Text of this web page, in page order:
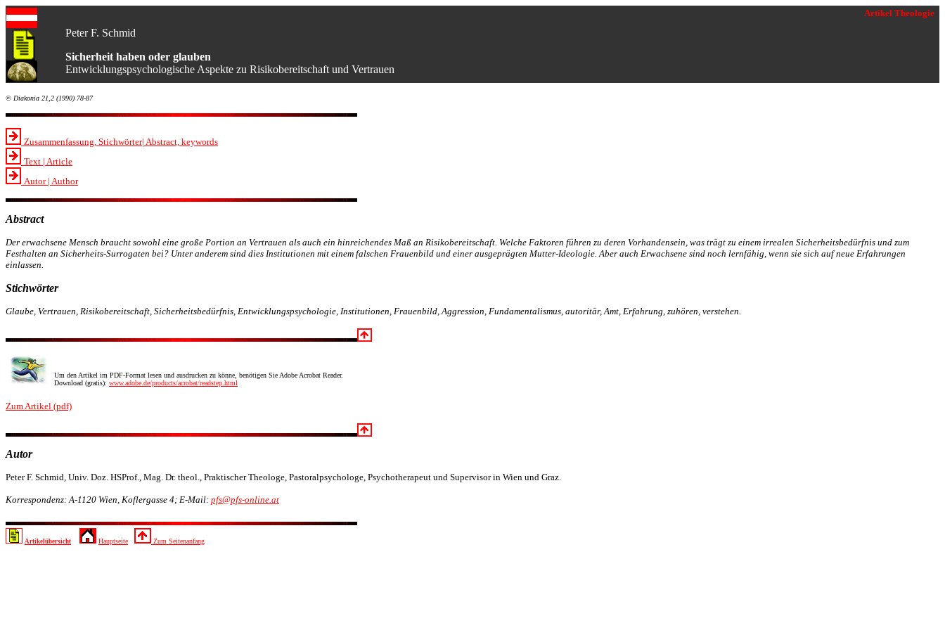
Artikel Theologie
Peter F. Schmid
Sicherheit haben oder glauben
Entwicklungspsychologische Aspekte zu Risikobereitschaft und Vertrauen
© Diakonia 21,2 (1990) 78-87
Zusammenfassung, Stichwörter| Abstract, keywords
Text | Article
Autor | Author
Abstract
Der erwachsene Mensch braucht sowohl eine große Portion an Vertrauen als auch ein hinreichendes Maß an Risikobereitschaft. Welche Faktoren führen zu deren Vorhandensein, was trägt zu einem irrealen Sicherheitsbedürfnis und zum
Festhalten an Sicherheits-Surrogaten bei? Unter anderem sind dies Institutionen mit einem falschen Frauenbild und einer ausgeprägten Mutter-Ideologie. Aber auch Erwachsene sind noch lernfähig, wenn sie sich auf neue Erfahrungen
einlassen.
Stichwörter
Glaube, Vertrauen, Risikobereitschaft, Sicherheitsbedürfnis, Entwicklungspsychologie, Institutionen, Frauenbild, Aggression, Fundamentalismus, autoritär, Amt, Erfahrung, zuhören, verstehen.
Um den Artikel im PDF-Format lesen und ausdrucken zu könne, benötigen Sie Adobe Acrobat Reader.
Download (gratis): www.adobe.de/products/acrobat/readstep.html
Zum Artikel (pdf)
Autor
Peter F. Schmid, Univ. Doz. HSProf., Mag. Dr. theol., Praktischer Theologe, Pastoralpsychologe, Psychotherapeut und Supervisor in Wien und Graz.
Korrespondenz: A-1120 Wien, Koflergasse 4; E-Mail: pfs@pfs-online.at
Artikelübersicht Hauptseite Zum Seitenanfang